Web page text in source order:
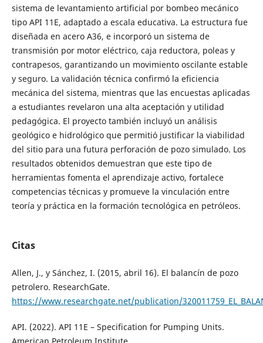
sistema de levantamiento artificial por bombeo mecánico
tipo API 11E, adaptado a escala educativa. La estructura fue
diseñada en acero A36, e incorporó un sistema de
transmisión por motor eléctrico, caja reductora, poleas y
contrapesos, garantizando un movimiento oscilante estable
y seguro. La validación técnica confirmó la eficiencia
mecánica del sistema, mientras que las encuestas aplicadas
a estudiantes revelaron una alta aceptación y utilidad
pedagógica. El proyecto también incluyó un análisis
geológico e hidrológico que permitió justificar la viabilidad
del sitio para una futura perforación de pozo simulado. Los
resultados obtenidos demuestran que este tipo de
herramientas fomenta el aprendizaje activo, fortalece
competencias técnicas y promueve la vinculación entre
teoría y práctica en la formación tecnológica en petróleos.
Citas
Allen, J., y Sánchez, I. (2015, abril 16). El balancín de pozo
petrolero. ResearchGate.
https://www.researchgate.net/publication/
API. (2022). API 11E – Specification for Pumping Units.
American Petroleum Institute.